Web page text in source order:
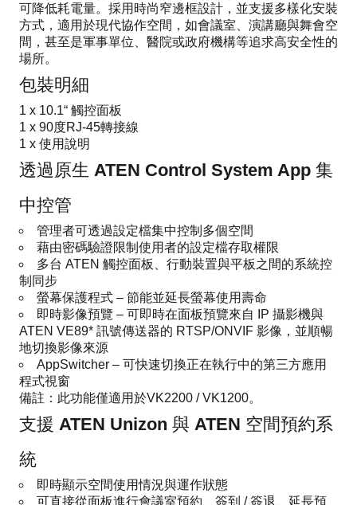
可降低耗電量。採用時尚窄邊框設計，並支援多樣化安裝
方式，適用於現代協作空間，如會議室、演講廳與舞會空
間，甚至是軍事單位、醫院或政府機構等追求高安全性的
場所。
包裝明細
1 x 10.1“ 觸控面板
1 x 90度RJ-45轉接線
1 x 使用說明
透過原生 ATEN Control System App 集
中控管
管理者可透過設定檔集中控制多個空間
藉由密碼驗證限制使用者的設定檔存取權限
多台 ATEN 觸控面板、行動裝置與平板之間的系統控
制同步
螢幕保護程式 – 節能並延長螢幕使用壽命
即時影像預覽 – 可即時在面板預覽來自 IP 攝影機與
ATEN VE89* 訊號傳送器的 RTSP/ONVIF 影像，並順暢
地切換影像來源
AppSwitcher – 可快速切換正在執行中的第三方應用
程式視窗
備註：此功能僅適用於VK2200 / VK1200。
支援 ATEN Unizon 與 ATEN 空間預約系
統
即時顯示空間使用情況與運作狀態
可直接從面板進行會議室預約、簽到 / 簽退、延長預